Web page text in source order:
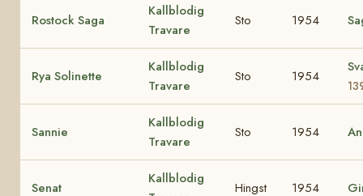
Rostock Saga
Kallblodig
Travare
Sto 1954
Rya Solinette
Kallblodig
Travare
Sto 1954
Sannie
Kallblodig
Travare
Sto 1954
Senat
Kallblodig
Hingst 1954